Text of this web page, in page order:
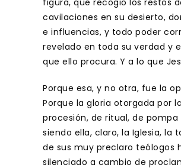
figura, que recogió los restos
cavilaciones en su desierto,
e influencias, y todo poder
revelado en toda su verdad y
que ello procura. Y a lo que
Porque esa, y no otra, fue la
Porque la gloria otorgada por
procesión, de ritual, de
siendo ella, claro, la Iglesia, la
de sus muy preclaro teólogos
silenciado a cambio de